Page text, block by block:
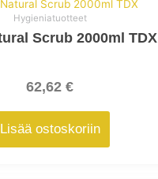
Hygieniatuotteet
Scrub 2000ml TDX
62,62 €
Lisää ostoskoriin